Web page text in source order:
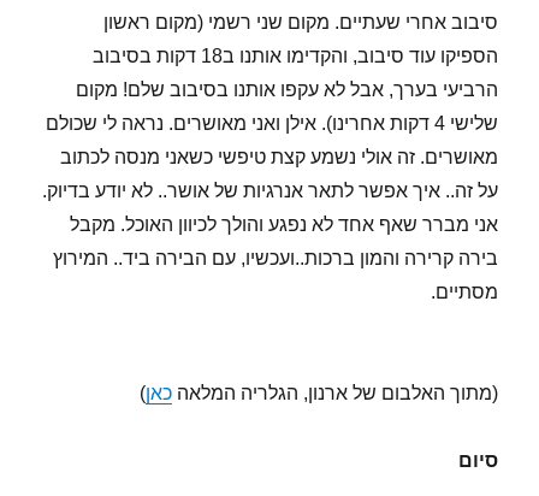
סיבוב אחרי שעתיים. מקום שני רשמי (מקום ראשון
הספיקו עוד סיבוב, והקדימו אותנו ב18 דקות בסיבוב
הרביעי בערך, אבל לא עקפו אותנו בסיבוב שלם! מקום
שלישי 4 דקות אחרינו). אילן ואני מאושרים. נראה לי שכולם
מאושרים. זה אולי נשמע קצת טיפשי כשאני מנסה לכתוב
על זה.. איך אפשר לתאר אנרגיות של אושר.. לא יודע בדיוק.
אני מברר שאף אחד לא נפגע והולך לכיוון האוכל. מקבל
בירה קרירה והמון ברכות..ועכשיו, עם הבירה ביד.. המירוץ
מסתיים.
(מתוך האלבום של ארנון, הגלריה המלאהכאן)
סיום